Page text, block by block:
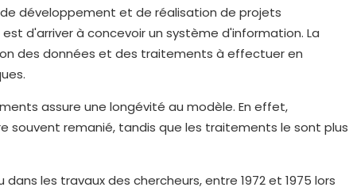
développement et de réalisation de projets
d'arriver à concevoir un système d'information. La
des données et des traitements à effectuer en
assure une longévité au modèle. En effet,
souvent remanié, tandis que les traitements le sont plus
les travaux des chercheurs, entre 1972 et 1975 lors